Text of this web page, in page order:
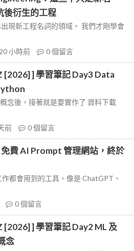
後衍生的工程
現新工程名詞的領域。 我們才剛學會
20 小時前 0個留言
[2026] ] 學習筆記 Day3 Data
念後，接著就是要實作了 資料下載
前 0個留言
免費 AI Prompt 管理網站，終於
都會用到的工具。像是 ChatGPT、
0個留言
] 學習筆記 Day2 ML 及
念